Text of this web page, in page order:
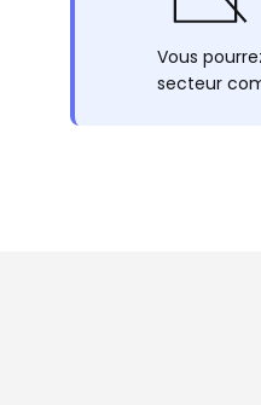
Vous
secteur